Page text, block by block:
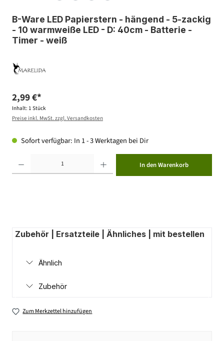
B-Ware LED Papierstern - hängend - 5-zackig
- 10 warmweiße LED - D: 40cm - Batterie -
Timer - weiß
2,99 €*
Inhalt: 1 Stück
Preise inkl. MwSt. zzgl. Versandkosten
Sofort verfügbar: In 1 - 3 Werktagen bei Dir
In den Warenkorb
Zubehör | Ersatzteile | Ähnliches | mit bestellen
Ähnlich
Zubehör
Zum Merkzettel hinzufügen